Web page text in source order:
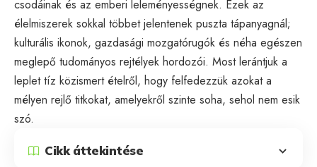
csodáinak és az emberi leleményességnek. Ezek az
élelmiszerek sokkal többet jelentenek puszta tápanyagnál;
kulturális ikonok, gazdasági mozgatórugók és néha egészen
meglepő tudományos rejtélyek hordozói. Most lerántjuk a
leplet tíz közismert ételről, hogy felfedezzük azokat a
mélyen rejlő titkokat, amelyekről szinte soha, sehol nem esik
szó.
Cikk áttekintése